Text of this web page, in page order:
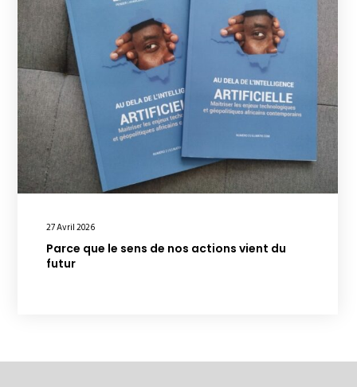
27 Avril 2026
Parce que le sens de nos actions vient du
futur